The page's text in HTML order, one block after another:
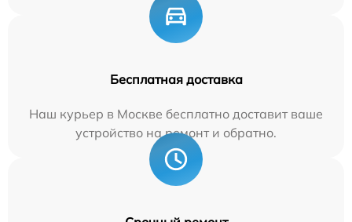
Бесплатная доставка
Наш курьер в Москве бесплатно доставит ваше
устройство на ремонт и обратно.